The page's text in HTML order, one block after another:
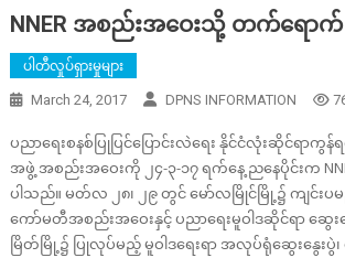
NNER အစည်းအဝေးသို့ တက်ရောက်
ပါတီလှုပ်ရှားမှုများ
March 24, 2017 DPNS INFORMATION
ပညာရေးစနစ်ပြုပြင်ပြောင်းလဲရေး နိုင်ငံလုံးဆိုင်ရာကွန်ရ
အဖွဲ့ အစည်းအဝေးကို ၂၄-၃-၁၇ ရက်နေ့ ညနေပိုင်းက
ပါသည်။ မတ်လ ၂၈၊ ၂၉ တွင် မော်လမြိုင်မြို့၌ ကျင်းပမ
ကော်မတီအစည်းအဝေးနှင့် ပညာရေးမူဝါဒဆိုင်ရာ ဆွေး
မြိတ်မြို့၌ ပြုလုပ်မည့် မူဝါဒရေးရာ အလုပ်ရုံဆွေးနွေ